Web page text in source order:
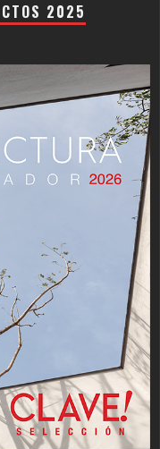
2025